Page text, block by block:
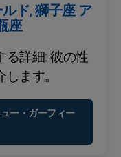
ド, 獅子座 ア
座
る詳細: 彼の性
ます。
ー・ガーフィー